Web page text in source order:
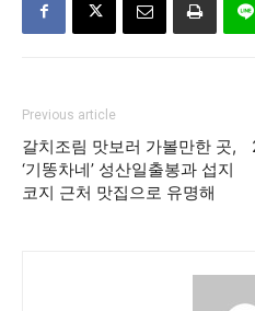
Previous article
갈치조림 맛보러 가볼만한 곳,
‘기똥차네’ 성산일출봉과 섭지
코지 근처 맛집으로 유명해